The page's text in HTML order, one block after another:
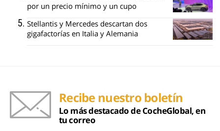
por un precio mínimo y un cupo
Stellantis y Mercedes descartan dos
gigafactorías en Italia y Alemania
Recibe nuestro boletín
Lo más destacado de CocheGlobal, en
tu correo